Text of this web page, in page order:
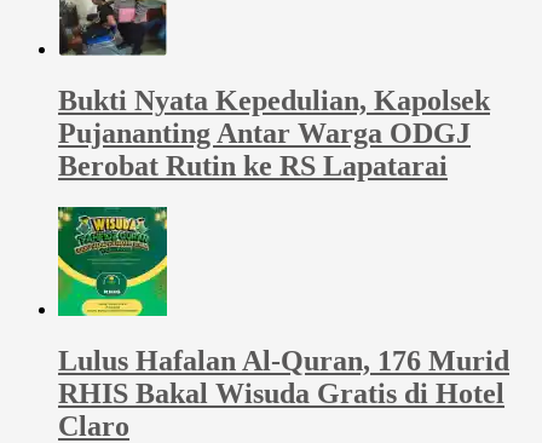
Bukti Nyata Kepedulian, Kapolsek
Pujananting Antar Warga ODGJ
Berobat Rutin ke RS Lapatarai
Lulus Hafalan Al-Quran, 176 Murid
RHIS Bakal Wisuda Gratis di Hotel
Claro